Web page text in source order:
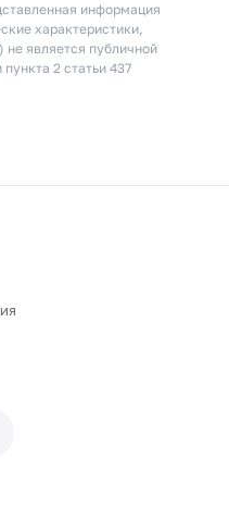
информация
характеристики,
не является публичной
2 статьи 437